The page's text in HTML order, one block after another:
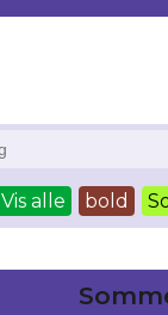
Vis alle bold